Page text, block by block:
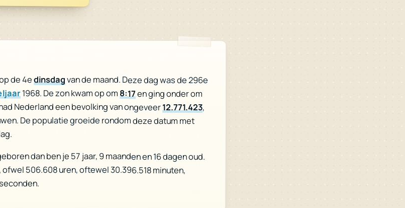
de 4edinsdagvan de maand. Deze dag was de 296e
1968. De zon kwam op om8:17en ging onder om
Nederland een bevolking van ongeveer12.771.423,
De populatie groeide rondom deze datum met
dan ben je 57 jaar, 9 maanden en 16 dagen oud.
ofwel 506.608 uren, oftewel 30.396.518 minuten,